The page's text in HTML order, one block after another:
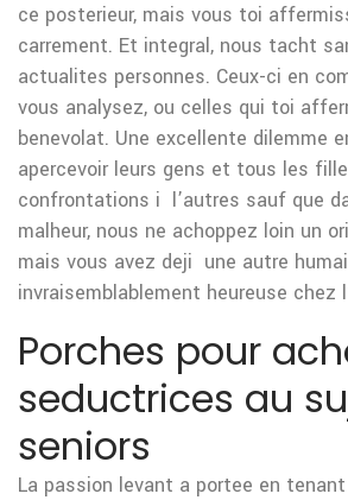
ce posterieur, mais vous toi
carrement. Et integral, nous tacht
actualites personnes. Ceux-ci en
vous analysez, ou celles qui toi
benevolat. Une excellente dilemme
apercevoir leurs gens et tous les
confrontations i l’autres sauf que
malheur, nous ne achoppez loin un
mais vous avez deji une autre
invraisemblablement heureuse chez
Porches pour
seductrices au
seniors
La passion levant a portee en